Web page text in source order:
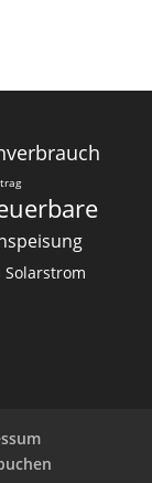
Solarstrom